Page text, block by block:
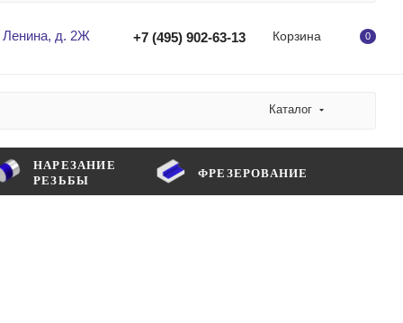
Ленина, д. 2Ж +7 (495) 902-63-13 Корзина 0
Каталог
НАРЕЗАНИЕ
РЕЗЬБЫ
ФРЕЗЕРОВАНИЕ